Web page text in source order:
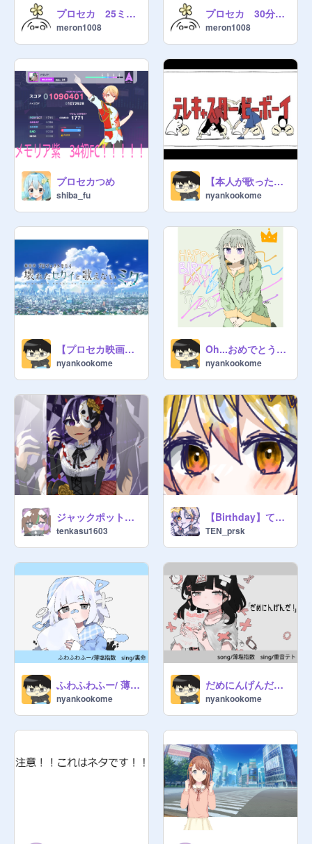
@minoriisbestgirlpjsk
@ichika16
@yotti-0718
@kiiroiningen
@
@kanure_mojamoja
@
@meron1008
@meron1008-school
@tukasa_517
@miton16
@
@ni--o
@hanakoro25
@suminyan919
@
@yuzuKa-2
@Ravu_tomato
@Karahururingo2634
@
@yuzuKyun-3
@Yumeusagi_Rei
@
@ tukasa_517
@ichika16
@yuzuKi-1
@shizukulovescats
goziraaaaaaaaaaaaa
プロセカ 25ミク描いてみた！
meron1008
プロセカ 30分でえむちゃん描いてみた
meron1008
プロセカつめ
shiba_fu
【本人が歌った】テレキャスタービーボーイ/すりぃ【音源】
nyankookome
【プロセカ映画化】壊れたセカイと歌えないミク【2025/1/17公開予定】
nyankookome
Oh...おめでとう！HAPPYBIRTHDAY！！ 草薙寧々 2次創作イラスト プロセカ
nyankookome
ジャックポットザッドガール
tenkasu1603
【Birthday】てんつかハピバ！
TEN_prsk
ふわふわふー/ 薄塩指数 song/裏命 【Vocaloid】
nyankookome
だめにんげんだ！/ 薄塩指数 from/重音テト
nyankookome